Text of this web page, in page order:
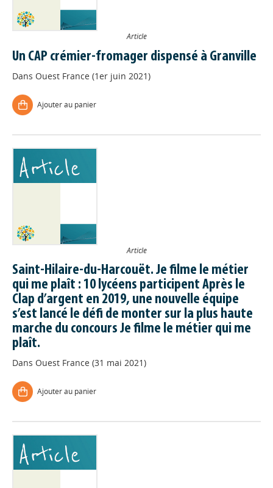
Article
Un CAP crémier-fromager dispensé à Granville
Dans Ouest France (1er juin 2021)
Ajouter au panier
Article
Saint-Hilaire-du-Harcouët. Je filme le métier
qui me plaît : 10 lycéens participent Après le
Clap d’argent en 2019, une nouvelle équipe
s’est lancé le défi de monter sur la plus haute
marche du concours Je filme le métier qui me
plaît.
Dans Ouest France (31 mai 2021)
Ajouter au panier